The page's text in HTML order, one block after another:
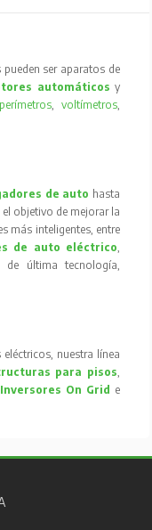
pueden ser aparatos de
automáticos y
, voltímetros,
de auto hasta
objetivo de mejorar la
más inteligentes, entre
de auto eléctrico,
de última tecnología,
nuestra línea
para pisos,
Inversores On Grid e